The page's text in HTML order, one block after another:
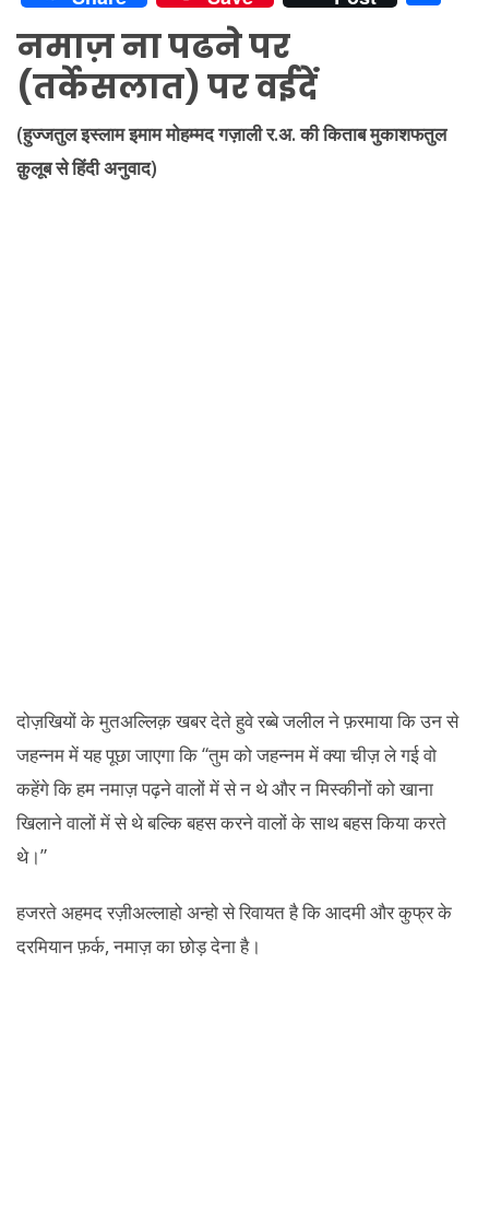
at
s
A
p
p
e
gr
a
m
itt
er
d
di
t
er
e
st
p
y
Li
n
ai k
n
नमाज़ ना पढने पर
(तर्केसलात) पर वईदें
(हुज्जतुल इस्लाम इमाम मोहम्मद गज़ाली र.अ. की किताब मुकाशफतुल
क़ुलूब से हिंदी अनुवाद)
दोज़खियों के मुतअल्लिक़ खबर देते हुवे रब्बे जलील ने फ़रमाया कि उन से
जहन्नम में यह पूछा जाएगा कि “तुम को जहन्नम में क्या चीज़ ले गई वो
कहेंगे कि हम नमाज़ पढ़ने वालों में से न थे और न मिस्कीनों को खाना
खिलाने वालों में से थे बल्कि बहस करने वालों के साथ बहस किया करते
थे।”
हजरते अहमद रज़ीअल्लाहो अन्हो से रिवायत है कि आदमी और कुफ्र के
दरमियान फ़र्क, नमाज़ का छोड़ देना है।